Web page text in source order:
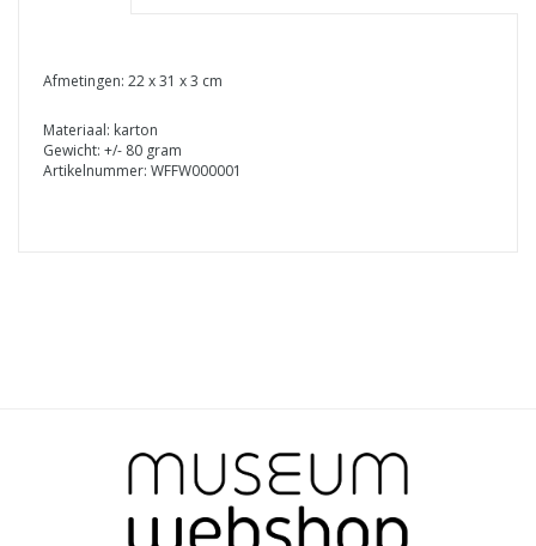
Afmetingen: 22 x 31 x 3 cm
Materiaal: karton
Gewicht: +/- 80 gram
Artikelnummer: WFFW000001